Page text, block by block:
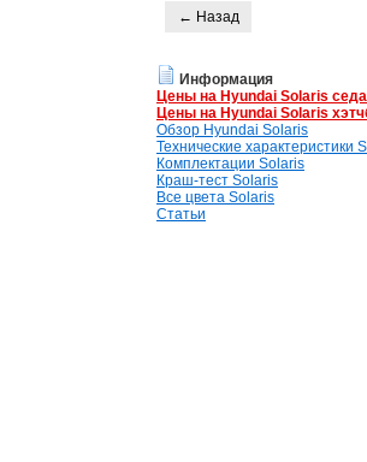
← Назад
Информация
Цены на Hyundai Solaris
Цены на Hyundai Solaris
Обзор Hyundai Solaris
Технические характеристики
Комплектации Solaris
Краш-тест Solaris
Все цвета Solaris
Статьи